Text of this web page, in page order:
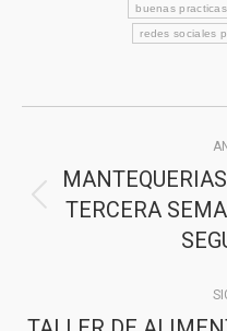
buenas
redes sociales
entre
TERCERA